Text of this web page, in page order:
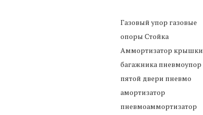
Газовый упор газовые
опоры Стойка
Аммортизатор крышки
багажника пневмоупор
пятой двери пневмо
амортизатор
пневмоаммортизатор